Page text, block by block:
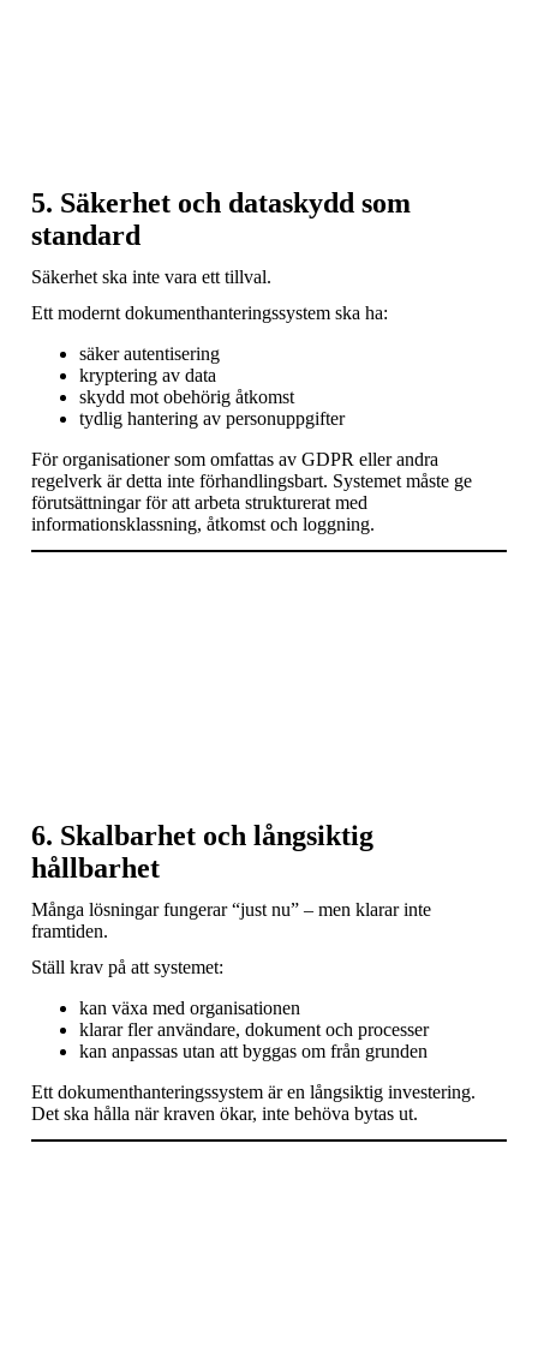
5. Säkerhet och dataskydd som
standard
Säkerhet ska inte vara ett tillval.
Ett modernt dokumenthanteringssystem ska ha:
säker autentisering
kryptering av data
skydd mot obehörig åtkomst
tydlig hantering av personuppgifter
För organisationer som omfattas av GDPR eller andra
regelverk är detta inte förhandlingsbart. Systemet måste ge
förutsättningar för att arbeta strukturerat med
informationsklassning, åtkomst och loggning.
6. Skalbarhet och långsiktig
hållbarhet
Många lösningar fungerar “just nu” – men klarar inte
framtiden.
Ställ krav på att systemet:
kan växa med organisationen
klarar fler användare, dokument och processer
kan anpassas utan att byggas om från grunden
Ett dokumenthanteringssystem är en långsiktig investering.
Det ska hålla när kraven ökar, inte behöva bytas ut.